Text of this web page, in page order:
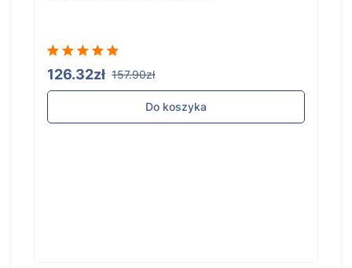
126.32zł 157.90zł
Do koszyka